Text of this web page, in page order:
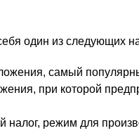
один из следующих
самый
при которой
налог, режим для